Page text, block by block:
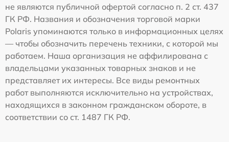
не являются публичной офертой согласно п. 2 ст. 437
ГК РФ. Названия и обозначения торговой марки
Polaris упоминаются только в информационных целях
— чтобы обозначить перечень техники, с которой мы
работаем. Наша организация не аффилирована с
владельцами указанных товарных знаков и не
представляет их интересы. Все виды ремонтных
работ выполняются исключительно на устройствах,
находящихся в законном гражданском обороте, в
соответствии со ст. 1487 ГК РФ.